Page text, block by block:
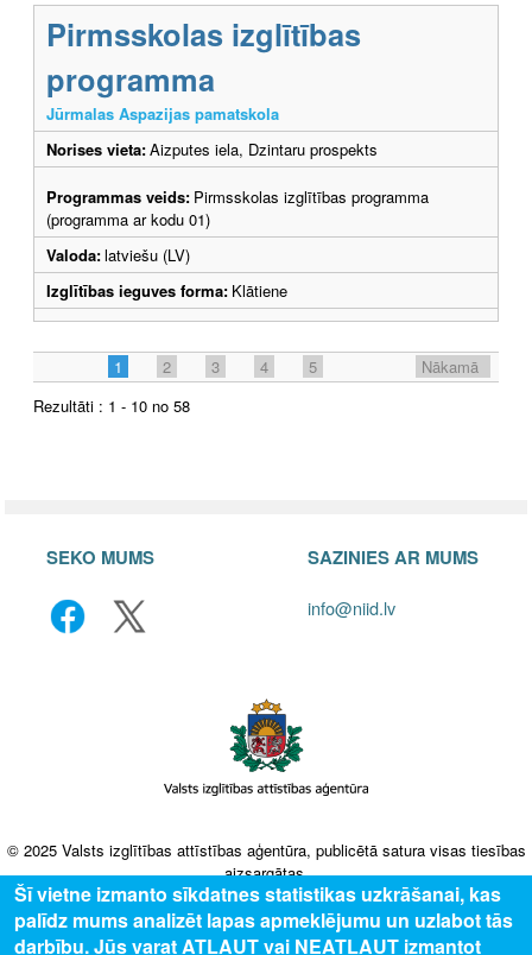
Pirmsskolas izglītības
programma
Jūrmalas Aspazijas pamatskola
Norises vieta:Aizputes iela, Dzintaru prospekts
Programmas veids: Pirmsskolas izglītības programma
(programma ar kodu 01)
Valoda:latviešu (LV)
Izglītības ieguves forma: Klātiene
1 2 3 4 5
Nākamā
Rezultāti : 1 - 10 no 58
SEKO MUMS SAZINIES AR MUMS
info@niid.lv
© 2025 Valsts izglītības attīstības aģentūra, publicētā satura visas tiesības
aizsargātas.
Šī vietne izmanto sīkdatnes statistikas uzkrāšanai, kas
palīdz mums analizēt lapas apmeklējumu un uzlabot tās
darbību. Jūs varat ATĻAUT vai NEATĻAUT izmantot